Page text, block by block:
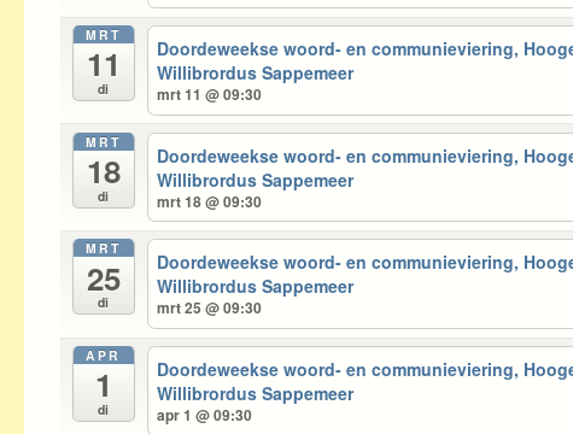
MRT
11
di
Doordeweekse woord- en communieviering,
Willibrordus Sappemeer
mrt 11 @ 09:30
MRT
18
di
Doordeweekse woord- en communieviering,
Willibrordus Sappemeer
mrt 18 @ 09:30
MRT
25
di
Doordeweekse woord- en communieviering,
Willibrordus Sappemeer
mrt 25 @ 09:30
APR
1
di
Doordeweekse woord- en communieviering,
Willibrordus Sappemeer
apr 1 @ 09:30